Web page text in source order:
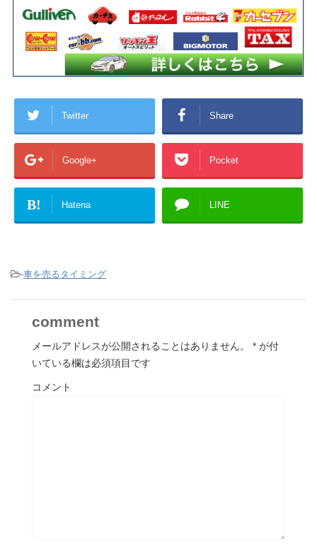
Twitter Share
Google+ Pocket
B! Hatena LINE
-車を売るタイミング
comment
メールアドレスが公開されることはありません。 * が付
いている欄は必須項目です
コメント